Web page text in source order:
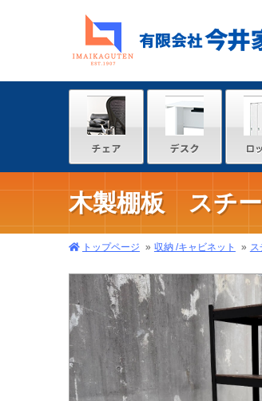
木製棚板 スチ
トップページ 収納 /キャビネット ス